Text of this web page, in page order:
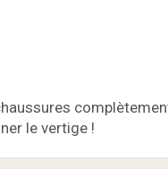
le vertige !